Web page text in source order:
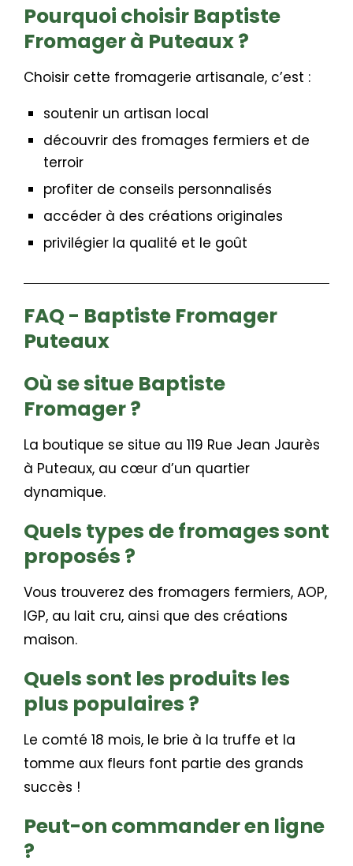
Pourquoi choisir Baptiste
Fromager à Puteaux ?
Choisir cette fromagerie artisanale, c’est :
soutenir un artisan local
découvrir des fromages fermiers et de
terroir
profiter de conseils personnalisés
accéder à des créations originales
privilégier la qualité et le goût
FAQ - Baptiste Fromager
Puteaux
Où se situe Baptiste
Fromager ?
La boutique se situe au 119 Rue Jean Jaurès
à Puteaux, au cœur d’un quartier
dynamique.
Quels types de fromages sont
proposés ?
Vous trouverez des fromagers fermiers, AOP,
IGP, au lait cru, ainsi que des créations
maison.
Quels sont les produits les
plus populaires ?
Le comté 18 mois, le brie à la truffe et la
tomme aux fleurs font partie des grands
succès !
Peut-on commander en ligne
?